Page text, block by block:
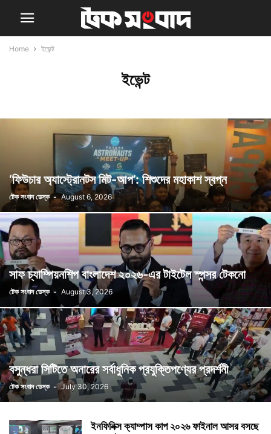
Home ইভেন্ট
ইভেন্ট
‘ফিউচার অ্যাস্ট্রোনটস মিট-আপ’: শিশুদের মহাকাশ স্বপ্ন
টেক সংবাদ ডেস্ক - August 6, 2026
সাফ চ্যাম্পিয়নশিপ বাংলাদেশ ২০২৬-এর টাইটেল স্পন্সর টেকনো
টেক সংবাদ ডেস্ক - August 3, 2026
বসুন্ধরা সিটিতে অনারের সর্বাধুনিক প্রযুক্তিপণ্যের প্রদর্শনী
টেক সংবাদ ডেস্ক - July 30, 2026
ইনফিনিক্স ক্যাম্পাস কাপ ২০২৬ ফাইনাল আসর বসছে